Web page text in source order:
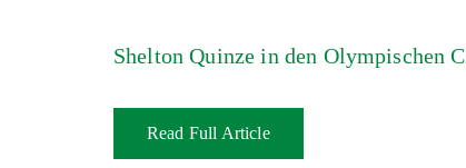
Shelton Quinze in den Olympischen
Read Full Article